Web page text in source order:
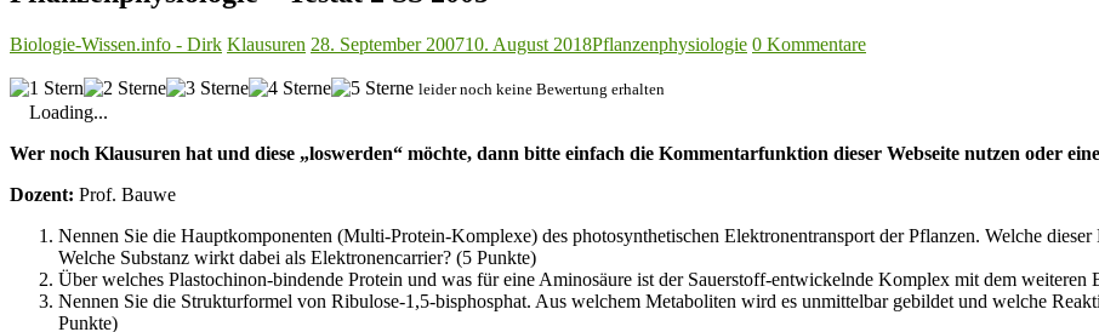
Biologie-Wissen.info - Dirk Klausuren 28. September 200710. August 2018Pflanzenphysiologie 0 Kommentare
leider noch keine Bewertung erhalten
Loading...
Wer noch Klausuren hat und diese „loswerden“ möchte, dann bitte einfach die Kommentarfunktion dieser Webseite nutzen oder
Dozent: Prof. Bauwe
Nennen Sie die Hauptkomponenten (Multi-Protein-Komplexe) des photosynthetischen Elektronentransport der Pflanzen. Welche
Welche Substanz wirkt dabei als Elektronencarrier? (5 Punkte)
Über welches Plastochinon-bindende Protein und was für eine Aminosäure ist der Sauerstoff-entwickelnde Komplex mit dem weiteren
Nennen Sie die Strukturformel von Ribulose-1,5-bisphosphat. Aus welchem Metaboliten wird es unmittelbar gebildet und welche
Punkte)